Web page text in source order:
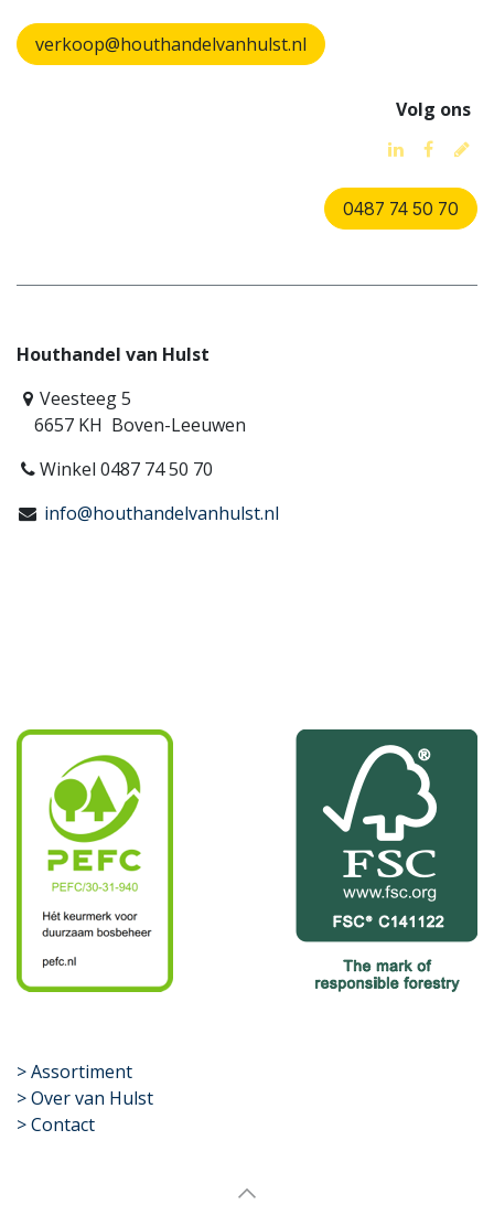
verkoop@houthandelvanhulst.nl
Volg ons
0487 74 50 70
Houthandel van Hulst
Veesteeg 5
6657 KH Boven-Leeuwen
Winkel 0487 74 50 70
info@houthandelvanhulst.nl
​>Assortiment
> Over van Hulst
> Contact